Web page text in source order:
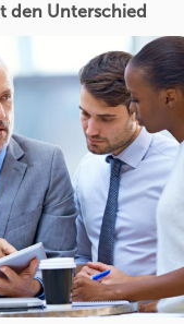
den Unterschied